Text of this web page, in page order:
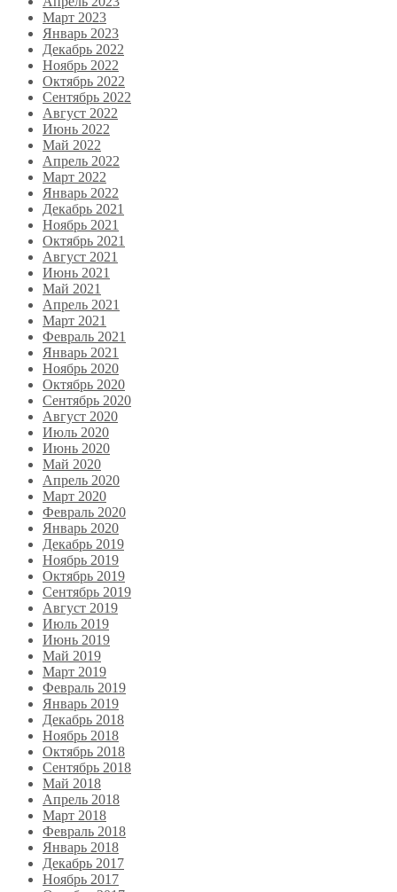
Март 2023
Январь 2023
Декабрь 2022
Ноябрь 2022
Октябрь 2022
Сентябрь 2022
Август 2022
Июнь 2022
Май 2022
Апрель 2022
Март 2022
Январь 2022
Декабрь 2021
Ноябрь 2021
Октябрь 2021
Август 2021
Июнь 2021
Май 2021
Апрель 2021
Март 2021
Февраль 2021
Январь 2021
Ноябрь 2020
Октябрь 2020
Сентябрь 2020
Август 2020
Июль 2020
Июнь 2020
Май 2020
Апрель 2020
Март 2020
Февраль 2020
Январь 2020
Декабрь 2019
Ноябрь 2019
Октябрь 2019
Сентябрь 2019
Август 2019
Июль 2019
Июнь 2019
Май 2019
Март 2019
Февраль 2019
Январь 2019
Декабрь 2018
Ноябрь 2018
Октябрь 2018
Сентябрь 2018
Май 2018
Апрель 2018
Март 2018
Февраль 2018
Январь 2018
Декабрь 2017
Ноябрь 2017